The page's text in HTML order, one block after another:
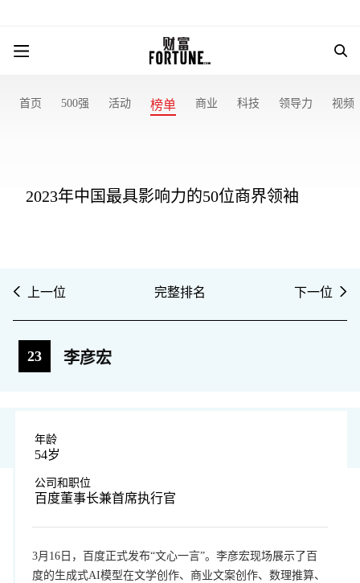
首页 500强 活动 榜单 商业 科技 领导力 视频
2023年中国最具影响力的50位商界领袖
上一位 完整排名 下一位
23 李彦宏
年龄
54岁
公司和职位
百度董事长兼首席执行官
3月16日，百度正式发布“文心一言”。李彦宏现场展示了百
度的生成式AI模型在文学创作、商业文案创作、数理推算、